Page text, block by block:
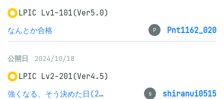
LPIC Lv1-101(Ver5.0)
なんとか合格
P Pnt1162_020
公開日 2024/10/18
LPIC Lv2-201(Ver4.5)
強くなる、そう決めた日(2024/10/7)
s shiranui0515